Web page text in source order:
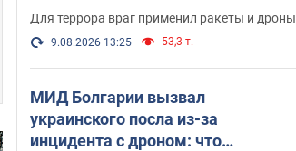
есть пострадавшие. Фото и видео
Для террора враг применил ракеты и дроны
9.08.2026 13:25 53,3 т.
МИД Болгарии вызвал
украинского посла из-за
инцидента с дроном: что